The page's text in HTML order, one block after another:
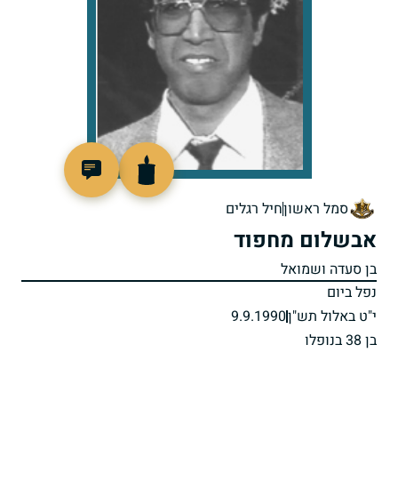
סמל ראשוןחיל רגלים
אבשלום מחפוד
בן סעדה ושמואל
נפל ביום
י"ט באלול תש"ן9.9.1990
בן 38 בנופלו